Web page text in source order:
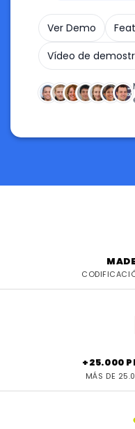
Ver Demo
Vídeo de
+25.000
MÁS DE